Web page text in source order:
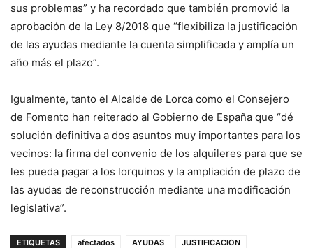
sus problemas” y ha recordado que también promovió la
aprobación de la Ley 8/2018 que “flexibiliza la justificación
de las ayudas mediante la cuenta simplificada y amplía un
año más el plazo”.
Igualmente, tanto el Alcalde de Lorca como el Consejero
de Fomento han reiterado al Gobierno de España que “dé
solución definitiva a dos asuntos muy importantes para los
vecinos: la firma del convenio de los alquileres para que se
les pueda pagar a los lorquinos y la ampliación de plazo de
las ayudas de reconstrucción mediante una modificación
legislativa”.
ETIQUETAS afectados AYUDAS
JUSTIFICACION